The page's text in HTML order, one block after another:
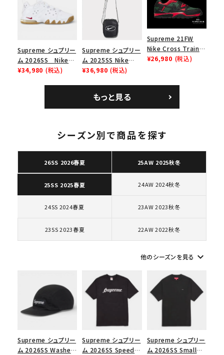
キーワードから探す
人気ワード 2026SS
Tシャツ・ロングスリーブ
ショルダー・ウエストバッグ
ボックスロゴ ブラックスウェット
コラボレーションブランドから探す
シーズンから探す
並び順
ューズ ホワイト
Supreme シュプリー
ム 2026SS Nike
SB Air Max 2 CB 94
¥34,980 (税込)
Supreme シュプリー
ム 2025SS Nike
Leather Shoulder
ク 黒
¥36,980 (税込)
Supreme 21FW
Nike Cross Trainer
Low ナイキクロスト
¥26,980 (税込)
もっと見る
シーズン別で商品を探す
26SS 2026春夏 25AW 2025秋冬
25SS 2025春夏 24AW 2024秋冬
24SS 2024春夏 23AW 2023秋冬
23SS 2023春夏 22AW 2022秋冬
他のシーズンを見る keyboard_arrow_down
Supreme シュプリー
ム 2026SS Washed
Supreme シュプリー
ム 2026SS Speed
Supreme シュプリー
ム 2026SS Small